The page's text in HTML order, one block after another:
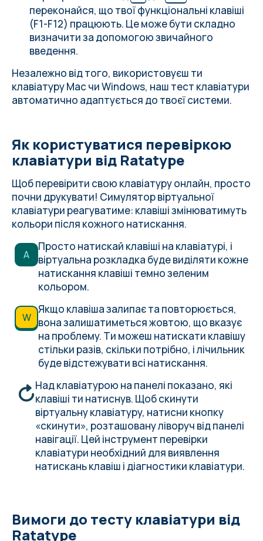
переконайся, що твої функціональні клавіші
(F1-F12) працюють. Це може бути складно
визначити за допомогою звичайного
введення.
Незалежно від того, використовуєш ти
клавіатуру Mac чи Windows, наш тест клавіатури
автоматично адаптується до твоєї системи.
Як користуватися перевіркою
клавіатури від Ratatype
Щоб перевірити свою клавіатуру онлайн, просто
почни друкувати! Симулятор віртуальної
клавіатури реагуватиме: клавіші змінюватимуть
кольори після кожного натискання.
A
Просто натискай клавіші на клавіатурі, і
віртуальна розкладка буде виділяти кожне
натискання клавіші темно зеленим
кольором.
W
Якщо клавіша залипає та повторюється,
вона залишатиметься жовтою, що вказує
на проблему. Ти можеш натискати клавішу
стільки разів, скільки потрібно, і лічильник
буде відстежувати всі натискання.
Над клавіатурою на панелі показано, які
клавіші ти натиснув. Щоб скинути
віртуальну клавіатуру, натисни кнопку
«скинути», розташовану ліворуч від панелі
навігації. Цей інструмент перевірки
клавіатури необхідний для виявлення
натискань клавіш і діагностики клавіатури.
Вимоги до тесту клавіатури від
Ratatype